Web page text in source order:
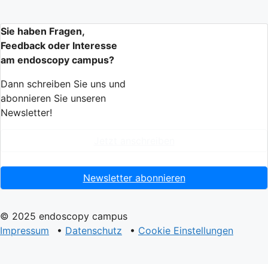
Sie haben Fragen,
Feedback oder Interesse
am endoscopy campus?
Dann schreiben Sie uns und
abonnieren Sie unseren
Newsletter!
Newsletter abonnieren
© 2025 endoscopy campus
Impressum
• Datenschutz • Cookie Einstellungen